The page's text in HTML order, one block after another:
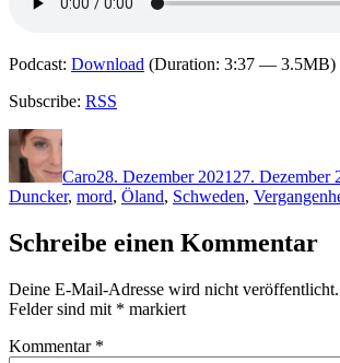
Podcast: Download (Duration: 3:37 — 3.5MB)
Subscribe: RSS
Autor
Caro28. Dezember 2021 27. Dezember
Duncker, mord, Öland, Schweden,
Schreibe einen Kommentar
Deine E-Mail-Adresse wird nicht veröffentlicht.
Felder sind mit * markiert
Kommentar *